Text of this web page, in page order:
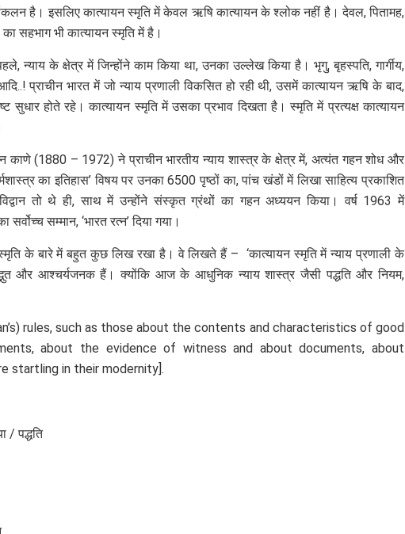
है। इसलिए कात्यायन स्मृति में केवल ऋषि कात्यायन के श्लोक नहीं है। देवल, पितामह,
सहभाग भी कात्यायन स्मृति में है।
न्याय के क्षेत्र में जिन्होंने काम किया था, उनका उल्लेख किया है। भृगु, बृहस्पति, गार्गीय,
प्राचीन भारत में जो न्याय प्रणाली विकसित हो रही थी, उसमें कात्यायन ऋषि के बाद,
सुधार होते रहे। कात्यायन स्मृति में उसका प्रभाव दिखता है। स्मृति में प्रत्यक्ष कात्यायन
काणे (1880 – 1972) ने प्राचीन भारतीय न्याय शास्त्र के क्षेत्र में, अत्यंत गहन शोध और
का इतिहास’ विषय पर उनका 6500 पृष्ठों का, पांच खंडों में लिखा साहित्य प्रकाशित
तो थे ही, साथ में उन्होंने संस्कृत ग्रंथों का गहन अध्ययन किया। वर्ष 1963 में
सम्मान, ‘भारत रत्न’ दिया गया।
के बारे में बहुत कुछ लिख रखा है। वे लिखते हैं – ‘कात्यायन स्मृति में न्याय प्रणाली के
और आश्चर्यजनक हैं। क्योंकि आज के आधुनिक न्याय शास्त्र जैसी पद्धति और नियम,
rules, such as those about the contents and characteristics of good
about the evidence of witness and about documents, about
startling in their modernity].
/ पद्धति